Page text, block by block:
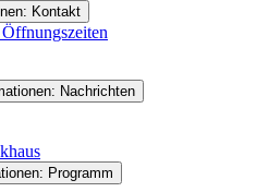
Kontakt
Nachrichten
Programm